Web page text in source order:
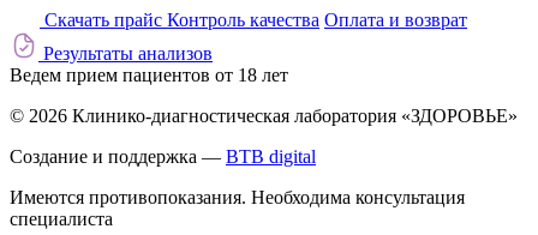
Скачать прайс Контроль качества Оплата и возврат
Результаты анализов
Ведем прием пациентов от 18 лет
© 2026 Клинико-диагностическая лаборатория «ЗДОРОВЬЕ»
Создание и поддержка — BTB digital
Имеются противопоказания. Необходима консультация
специалиста